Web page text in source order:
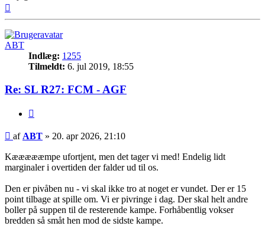
ABT
Indlæg: 1255
Tilmeldt: 6. jul 2019, 18:55
Re: SL R27: FCM - AGF
Indlæg
af ABT » 20. apr 2026, 21:10
Kæææææmpe ufortjent, men det tager vi med! Endelig lidt
marginaler i overtiden der falder ud til os.
Den er pivåben nu - vi skal ikke tro at noget er vundet. Der er 15
point tilbage at spille om. Vi er pivringe i dag. Der skal helt andre
boller på suppen til de resterende kampe. Forhåbentlig vokser
bredden så småt hen mod de sidste kampe.